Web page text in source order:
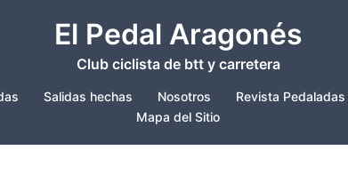
El Pedal Aragonés
Club ciclista de btt y carretera
Salidas hechas Nosotros Revista Pedaladas
Mapa del Sitio